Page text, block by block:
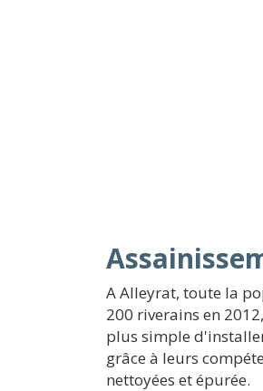
A Alleyrat, toute la
200 riverains en
plus simple
grâce à leurs
nettoyées et épurée.